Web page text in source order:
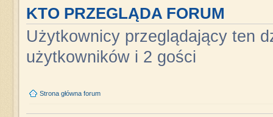
KTO PRZEGLĄDA FORUM
Użytkownicy przeglądający ten
użytkowników i 2 gości
Strona główna forum